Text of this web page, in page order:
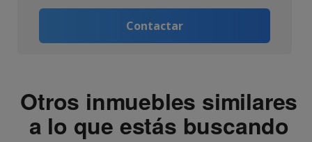
Contactar
Otros inmuebles similares
a lo que estás buscando